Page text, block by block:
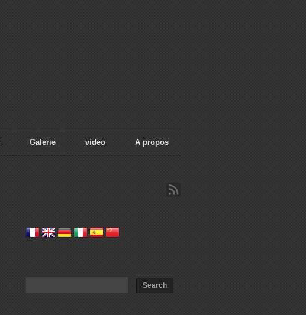
Galerie video A propos